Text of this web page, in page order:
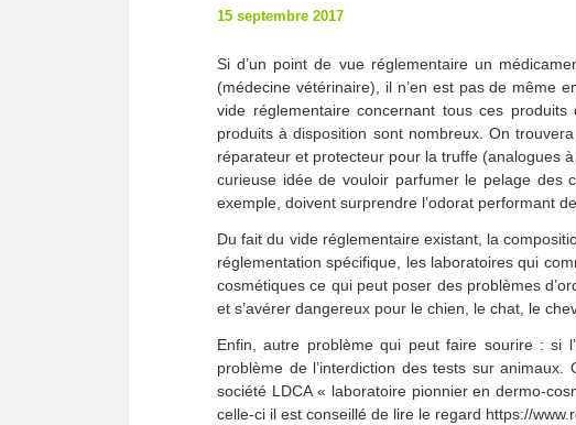
15 septembre 2017
Si d’un point de vue réglementaire un
(médecine vétérinaire), il n’en est pas de même
vide réglementaire concernant tous ces
produits à disposition sont nombreux. On
réparateur et protecteur pour la truffe (analogues
curieuse idée de vouloir parfumer le pelage des
exemple, doivent surprendre l’odorat performant
Du fait du vide réglementaire existant, la
réglementation spécifique, les laboratoires qui
cosmétiques ce qui peut poser des problèmes
et s’avérer dangereux pour le chien, le chat, le
Enfin, autre problème qui peut faire sourire : si
problème de l’interdiction des tests sur
société LDCA « laboratoire pionnier en dermo-
celle-ci il est conseillé de lire le regard https://